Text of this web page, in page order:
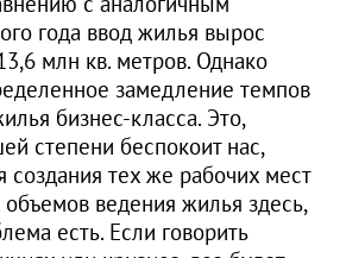
года ввод жилья вырос
млн кв. метров. Однако
замедление темпов
бизнес-класса. Это,
степени беспокоит нас,
создания тех же рабочих мест
ведения жилья здесь,
есть. Если говорить